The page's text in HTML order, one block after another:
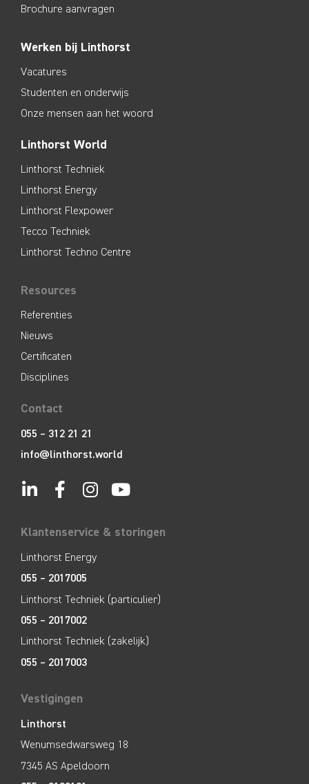
Brochure aanvragen
Werken bij Linthorst
Vacatures
Studenten en onderwijs
Onze mensen aan het woord
Linthorst World
Linthorst Techniek
Linthorst Energy
Linthorst Flexpower
Tecco Techniek
Linthorst Techno Centre
Resources
Referenties
Nieuws
Certificaten
Disciplines
Contact
055 – 312 21 21
info@linthorst.world
Klantenservice & storingen
Linthorst Energy
055 – 2017005
Linthorst Techniek (particulier)
055 – 2017002
Linthorst Techniek (zakelijk)
055 – 2017003
Vestigingen
Linthorst
Wenumsedwarsweg 18
7345 AS Apeldoorn